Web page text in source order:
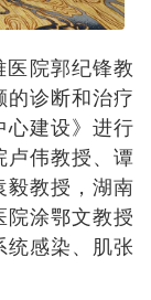
院郭纪锋教
诊断和治疗
心建设》进行
卢伟教授、谭
毅教授，湖南
涂鄂文教授
感染、肌张